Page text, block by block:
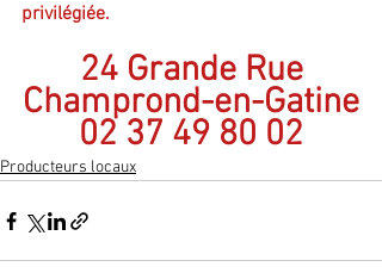
privilégiée.
24 Grande Rue
Champrond-en-Gatine
02 37 49 80 02
Producteurs locaux